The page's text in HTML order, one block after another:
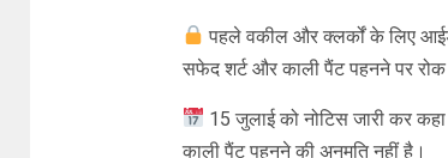
पहले वकील और क्लर्कों के लिए
सफेद शर्ट और काली पैंट पहनने पर रोक
15 जुलाई को नोटिस जारी कर
काली पैंट पहनने की अनुमति नहीं है।